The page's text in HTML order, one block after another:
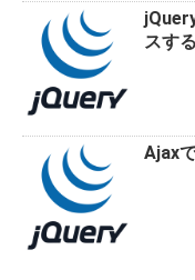
スす
Ajax